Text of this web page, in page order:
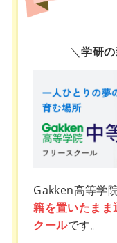
＼学研
Gakken高等学
籍を置いたまま
クールです。